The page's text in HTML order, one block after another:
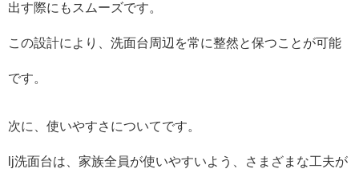
出す際にもスムーズです。
この設計により、洗面台周辺を常に整然と保つことが可能
です。
次に、使いやすさについてです。
lj洗面台は、家族全員が使いやすいよう、さまざまな工夫が